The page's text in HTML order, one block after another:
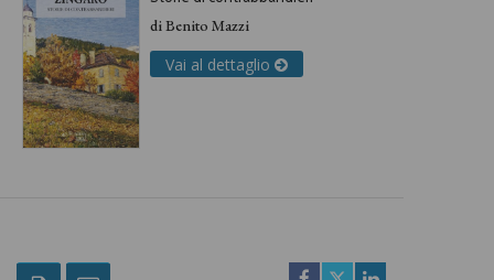
diBenito Mazzi
Vai al dettaglio